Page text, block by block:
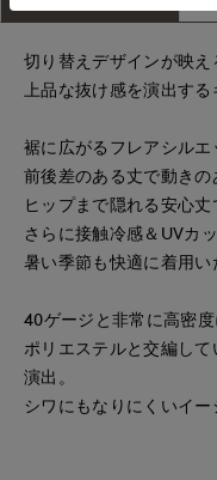
切り替えデザインが映え
上品な抜け感を演出する
裾に広がるフレアシルエ
前後差のある丈で動きの
ヒップまで隠れる安心丈
さらに接触冷感＆UVカ
暑い季節も快適に着用い
40ゲージと非常に高密度
ポリエステルと交編し
演出。
シワにもなりにくいイー